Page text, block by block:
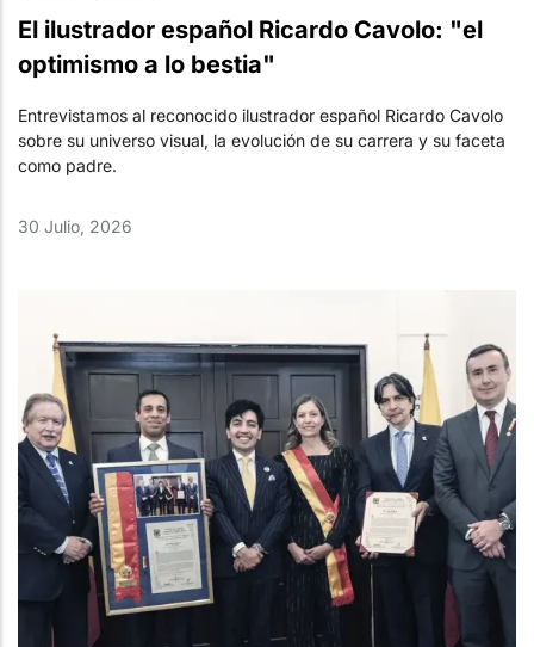
El ilustrador español Ricardo Cavolo: "el
optimismo a lo bestia"
Entrevistamos al reconocido ilustrador español Ricardo Cavolo
sobre su universo visual, la evolución de su carrera y su faceta
como padre.
30 Julio, 2026